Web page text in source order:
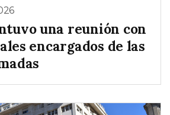
una reunión con
encargados de las